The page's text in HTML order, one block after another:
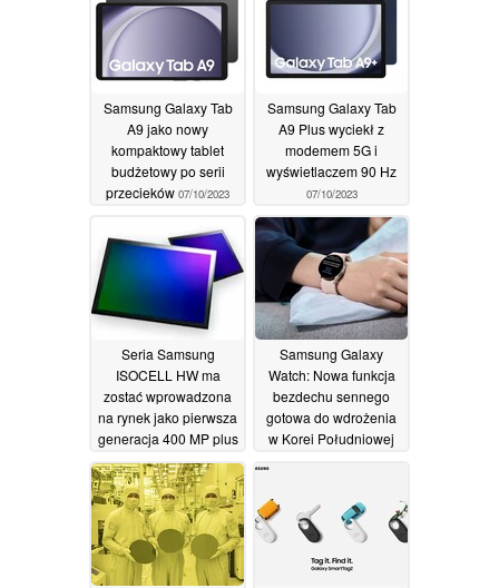
Samsung Galaxy Tab
A9 jako nowy
kompaktowy tablet
budżetowy po serii
przecieków 07/10/2023
Samsung Galaxy Tab
A9 Plus wyciekł z
modemem 5G i
wyświetlaczem 90 Hz
07/10/2023
Seria Samsung
ISOCELL HW ma
zostać wprowadzona
na rynek jako pierwsza
generacja 400 MP plus
~1-calowe przetworniki
obrazu06/10/2023
Samsung Galaxy
Watch: Nowa funkcja
bezdechu sennego
gotowa do wdrożenia
w Korei Południowej